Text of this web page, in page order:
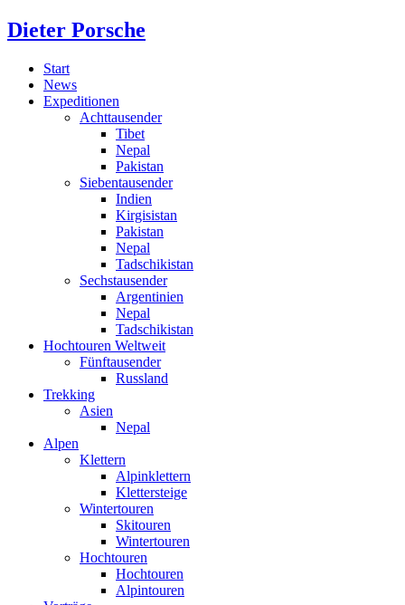
Dieter Porsche
Start
News
Expeditionen
Achttausender
Tibet
Nepal
Pakistan
Siebentausender
Indien
Kirgisistan
Pakistan
Nepal
Tadschikistan
Sechstausender
Argentinien
Nepal
Tadschikistan
Hochtouren Weltweit
Fünftausender
Russland
Trekking
Asien
Nepal
Alpen
Klettern
Alpinklettern
Klettersteige
Wintertouren
Skitouren
Wintertouren
Hochtouren
Hochtouren
Alpintouren